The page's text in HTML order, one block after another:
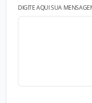
DIGITE AQUI SUA